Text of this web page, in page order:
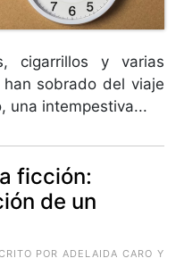
cigarrillos y varias
sobrado del viaje
una intempestiva...
ficción:
de un
POR ADELAIDA CARO Y